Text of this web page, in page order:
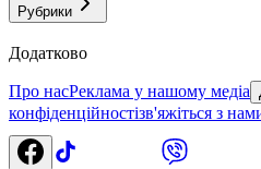
Рубрики
Додатково
Про насРеклама у нашому медіа
конфіденційностізв'яжіться з